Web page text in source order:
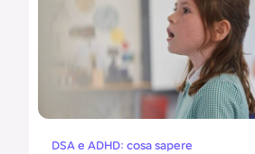
DSA e ADHD: cosa sapere